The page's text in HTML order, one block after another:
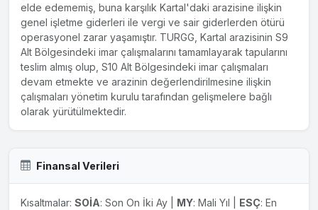
elde edememiş, buna karşılık Kartal'daki arazisine ilişkin
genel işletme giderleri ile vergi ve sair giderlerden ötürü
operasyonel zarar yaşamıştır. TURGG, Kartal arazisinin S9
Alt Bölgesindeki imar çalışmalarını tamamlayarak tapularını
teslim almış olup, S10 Alt Bölgesindeki imar çalışmaları
devam etmekte ve arazinin değerlendirilmesine ilişkin
çalışmaları yönetim kurulu tarafından gelişmelere bağlı
olarak yürütülmektedir.
Finansal Verileri
Kısaltmalar: SOİA: Son On İki Ay | MY: Mali Yıl | ESÇ: En